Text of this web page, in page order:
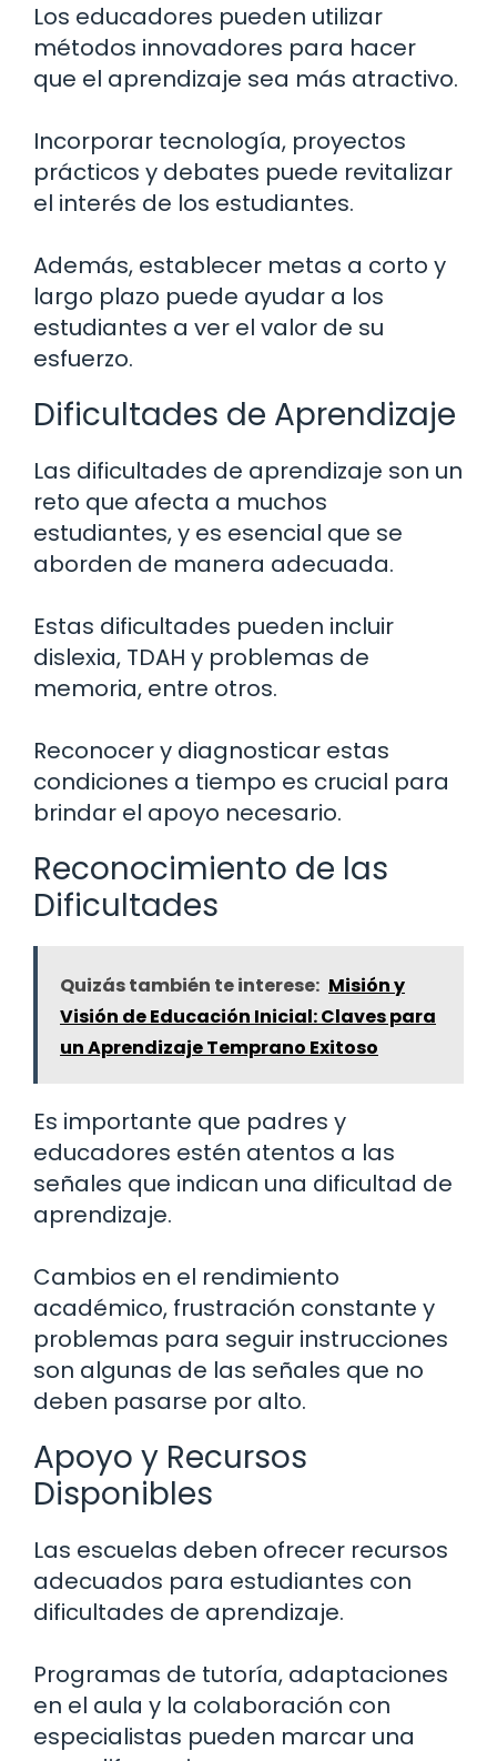
Los educadores pueden utilizar
métodos innovadores para hacer
que el aprendizaje sea más atractivo.
Incorporar tecnología, proyectos
prácticos y debates puede revitalizar
el interés de los estudiantes.
Además, establecer metas a corto y
largo plazo puede ayudar a los
estudiantes a ver el valor de su
esfuerzo.
Dificultades de Aprendizaje
Las dificultades de aprendizaje son un
reto que afecta a muchos
estudiantes, y es esencial que se
aborden de manera adecuada.
Estas dificultades pueden incluir
dislexia, TDAH y problemas de
memoria, entre otros.
Reconocer y diagnosticar estas
condiciones a tiempo es crucial para
brindar el apoyo necesario.
Reconocimiento de las
Dificultades
Quizás también te interese: Misión y
Visión de Educación Inicial: Claves para
un Aprendizaje Temprano Exitoso
Es importante que padres y
educadores estén atentos a las
señales que indican una dificultad de
aprendizaje.
Cambios en el rendimiento
académico, frustración constante y
problemas para seguir instrucciones
son algunas de las señales que no
deben pasarse por alto.
Apoyo y Recursos
Disponibles
Las escuelas deben ofrecer recursos
adecuados para estudiantes con
dificultades de aprendizaje.
Programas de tutoría, adaptaciones
en el aula y la colaboración con
especialistas pueden marcar una